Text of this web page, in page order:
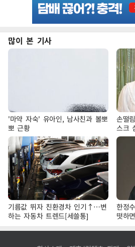
많이 본 기사
'마약 자숙' 유아인, 남사친과 볼뽀
뽀 근황
손떨
스크
기름값 뛰자 친환경차 인기↑…변
하는 자동차 트렌드[세쓸통]
한정
떳하